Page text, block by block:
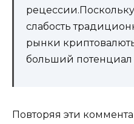
слабость
рынки
больший потенциал
Повторяя эти